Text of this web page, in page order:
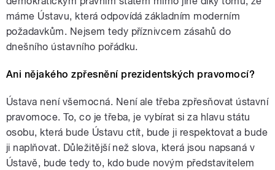
máme Ústavu, která odpovídá základním moderním
požadavkům. Nejsem tedy příznivcem zásahů do
dnešního ústavního pořádku.
Ani nějakého zpřesnění prezidentských pravomocí?
Ústava není všemocná. Není ale třeba zpřesňovat ústavní
pravomoce. To, co je třeba, je vybírat si za hlavu státu
osobu, která bude Ústavu ctít, bude ji respektovat a bude
ji naplňovat. Důležitější než slova, která jsou napsaná v
Ústavě, bude tedy to, kdo bude novým představitelem